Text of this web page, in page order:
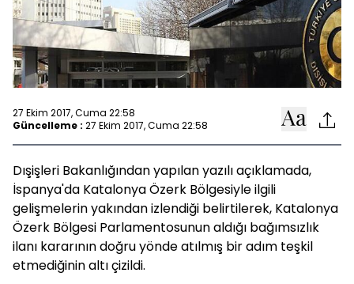
27 Ekim 2017, Cuma 22:58
Güncelleme : 27 Ekim 2017, Cuma 22:58
Dışişleri Bakanlığından yapılan yazılı açıklamada,
İspanya'da Katalonya Özerk Bölgesiyle ilgili
gelişmelerin yakından izlendiği belirtilerek, Katalonya
Özerk Bölgesi Parlamentosunun aldığı bağımsızlık
ilanı kararının doğru yönde atılmış bir adım teşkil
etmediğinin altı çizildi.